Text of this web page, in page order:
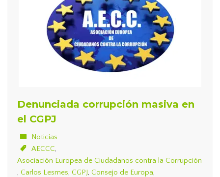
Denunciada corrupción masiva en
el CGPJ
Noticias
AECCC,
Asociación Europea de Ciudadanos contra la Corrupción
, Carlos Lesmes, CGPJ, Consejo de Europa,